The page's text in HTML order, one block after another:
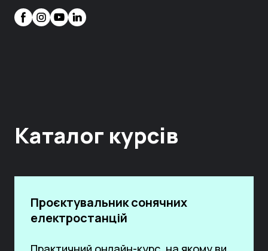
Каталог курсів
Проєктувальник сонячних
електростанцій